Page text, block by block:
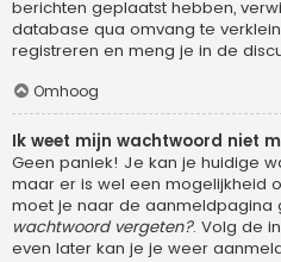
berichten geplaatst hebben,
database qua omvang te
registreren en meng je in de
Omhoog
Ik weet mijn wachtwoord niet
Geen paniek! Je kan je huidige
maar er is wel een mogelijkheid
moet je naar de aanmeldpagina
wachtwoord vergeten?. Volg de
even later kan je je weer